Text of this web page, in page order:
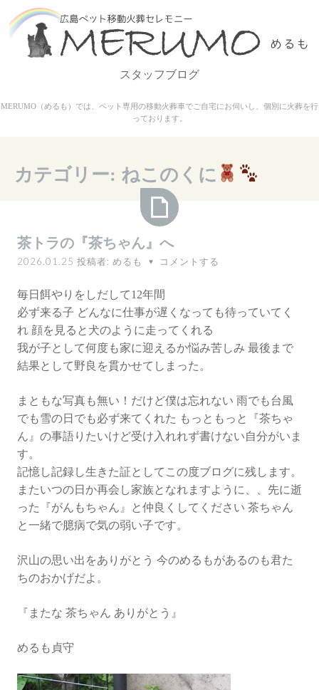
ン
スタッフブログ
MERUMO（めるも）では、ペット専用の移動火葬車でご自宅にお伺いし、個別に火葬を行
っております。
カテゴリー: ねこのくに
ト
の
『茶
ち
ゃ
ん』
茶トラの『茶ちゃん』へ
2026.01.25 投稿者: めるも ♥ コメントする
毎日餌やりをしだして12年間
必ず来る子 どんなに仕事が遅くなっても待っていてく
れ 顔を見ると犬のように走ってくれる
我が子として何度も家に迎えるか悩み苦しみ 最後まで
結果として野良を貫かせてしまった。
まともな写真も無い！だけど僕は忘れない 雨でも台風
でも雪の日でも必ず来てくれた もっともっと『茶ちゃ
ん』の事語りたいけど受け入れれず書けない自分がいま
す。
記憶し記録し生きた証としてこの度ブログに残します。
またいつの日か再会し家族となれますように、、先に逝
った『がんもちゃん』と仲良くしてください 茶ちゃん
と一緒で臆病で気の弱い子です。
沢山の思い出をありがとう 今のめるもがあるのも君た
ちのおかげだよ。
『またな 茶ちゃん ありがとう』
めるも貞守